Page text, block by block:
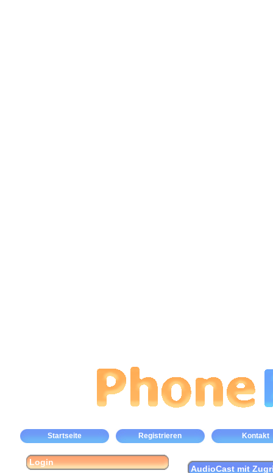
Startseite Registrieren Kontakt
Login
AudioCast mit